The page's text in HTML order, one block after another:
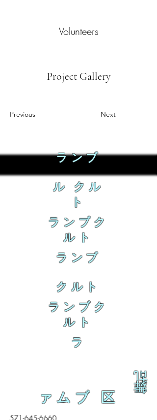
Volunteers
Project Gallery
Previous Next
ランブ
ル クル
ト
ランブク
ルト
ランブ
クルト
ランブク
ルト
ラ
乱
舞
ァムブ 区